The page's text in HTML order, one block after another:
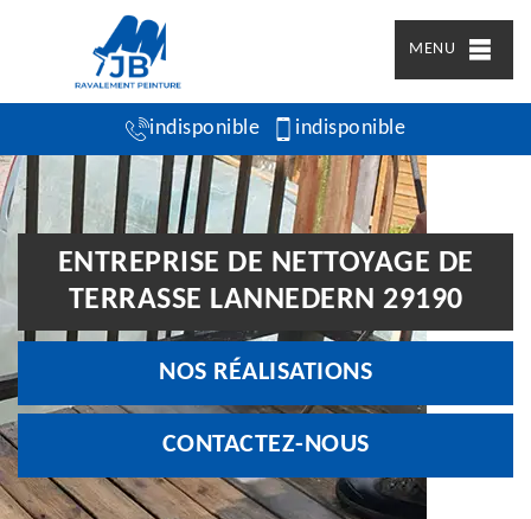
MENU
indisponible indisponible
ENTREPRISE DE NETTOYAGE DE
TERRASSE LANNEDERN 29190
NOS RÉALISATIONS
CONTACTEZ-NOUS